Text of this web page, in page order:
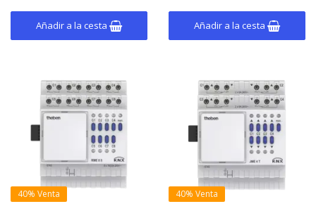
Añadir a la cesta Añadir a la cesta
40% Venta 40% Venta